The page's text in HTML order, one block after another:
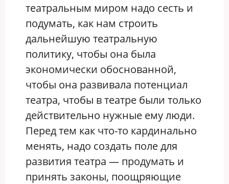
театральным миром надо сесть и
подумать, как нам строить
дальнейшую театральную
политику, чтобы она была
экономически обоснованной,
чтобы она развивала потенциал
театра, чтобы в театре были только
действительно нужные ему люди.
Перед тем как что-то кардинально
менять, надо создать поле для
развития театра — продумать и
принять законы, поощряющие